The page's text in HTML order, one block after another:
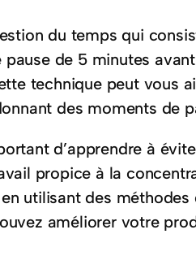
du temps qui
de 5 minutes
technique peut vous
des moments de
d’apprendre à
propice à la
utilisant des méthodes
améliorer votre